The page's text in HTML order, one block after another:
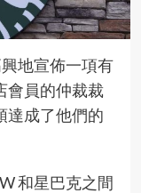
地宣佈一項有
會員的仲裁裁
達成了他們的
和星巴克之間